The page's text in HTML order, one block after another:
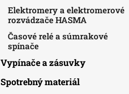
Elektromery a elektromerové
rozvádzače HASMA
Časové relé a súmrakové
spínače
Vypínače a zásuvky
Spotrebný materiál